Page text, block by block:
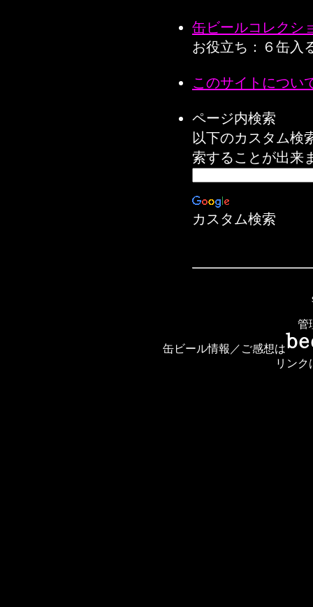
缶ビールコレクシ
お役立ち：６缶入
このサイトについ
ページ内検索
以下のカスタム検
索することが出来
カスタム検索
管
缶ビール情報／ご感想は
リンク